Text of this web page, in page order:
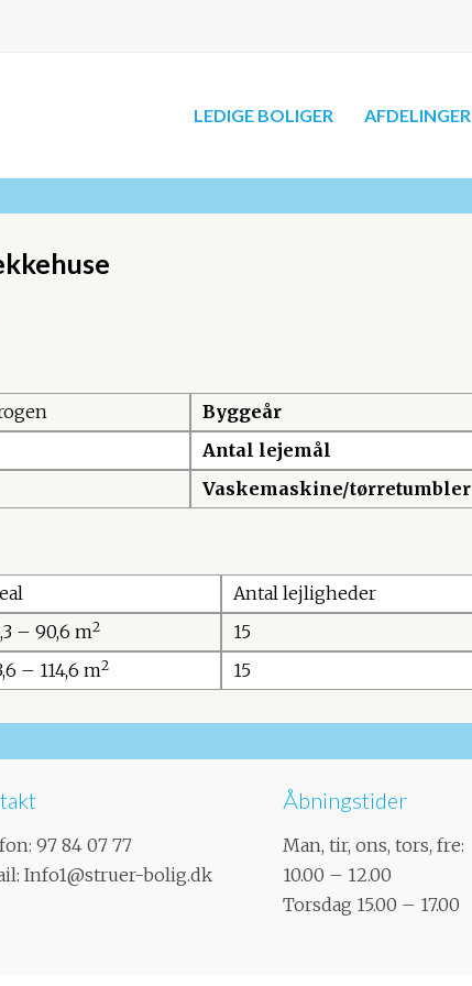
LEDIGE BOLIGER AFDELINGER
Byggeår
Antal lejemål
Vaskemaskine/tørretumbler
Antal lejligheder
– 90,6 m2 15
– 114,6 m2 15
97 84 07 77
Info1@struer-bolig.dk
Åbningstider
Man, tir, ons, tors, fre:
10.00 – 12.00
​Torsdag 15.00 – 17.00